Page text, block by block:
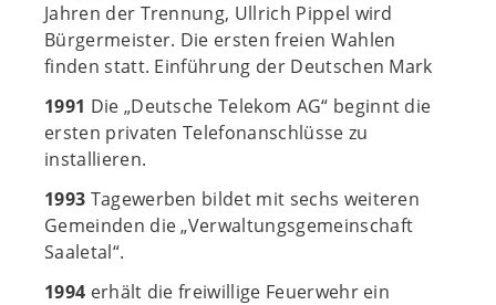
Jahren der Trennung, Ullrich Pippel wird
Bürgermeister. Die ersten freien Wahlen
finden statt. Einführung der Deutschen Mark
1991 Die „Deutsche Telekom AG“ beginnt die
ersten privaten Telefonanschlüsse zu
installieren.
1993 Tagewerben bildet mit sechs weiteren
Gemeinden die „Verwaltungsgemeinschaft
Saaletal“.
1994 erhält die freiwillige Feuerwehr ein